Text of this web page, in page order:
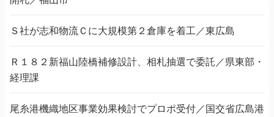
Ｓ社が志和物流Ｃに大規模第２倉庫を着工／東広島
Ｒ１８２新福山陸橋補修設計、相札抽選で委託／県東部・
経理課
尾糸港機織地区事業効果検討でプロポ受付／国交省広島港